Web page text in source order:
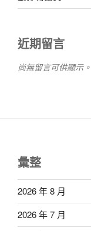
近期留言
尚無留言可供顯示。
彙整
2026 年 8 月
2026 年 7 月